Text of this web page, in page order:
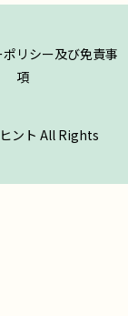
リシー及び免責事
項
ント All Rights